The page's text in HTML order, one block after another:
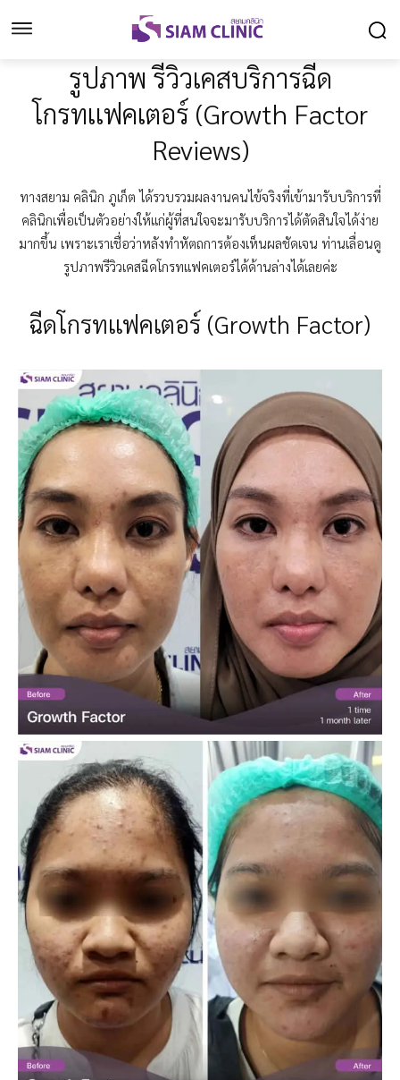
รูปภาพ รีวิวเคสบริการฉีด
โกรทเเฟคเตอร์ (Growth Factor
Reviews)
ทางสยาม คลินิก ภูเก็ต ได้รวบรวมผลงานคนไข้จริงที่เข้ามารับบริการที่
คลินิกเพื่อเป็นตัวอย่างให้แก่ผู้ที่สนใจจะมารับบริการได้ตัดสินใจได้ง่าย
มากขึ้น เพราะเราเชื่อว่าหลังทำหัตถการต้องเห็นผลชัดเจน ท่านเลื่อนดู
รูปภาพรีวิวเคสฉีดโกรทเเฟคเตอร์ได้ด้านล่างได้เลยค่ะ
ฉีดโกรทเเฟคเตอร์ (Growth Factor)